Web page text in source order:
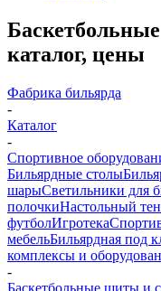
каталог, цены
Фабрика бильярда
-
Каталог
-
Спортивное
Бильярдные столы
шарыСветильники для
полочкиНастольный
футболИгротека
мебельБильярдная под
комплексы и
-
Баскетбольные щиты и